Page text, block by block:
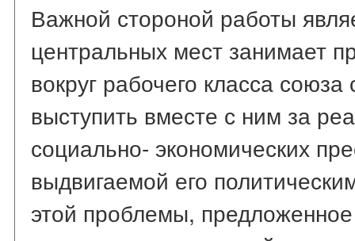
Важной стороной работы
центральных мест занимает
вокруг рабочего класса
выступить вместе с ним за
социально- экономических
выдвигаемой его
этой проблемы,